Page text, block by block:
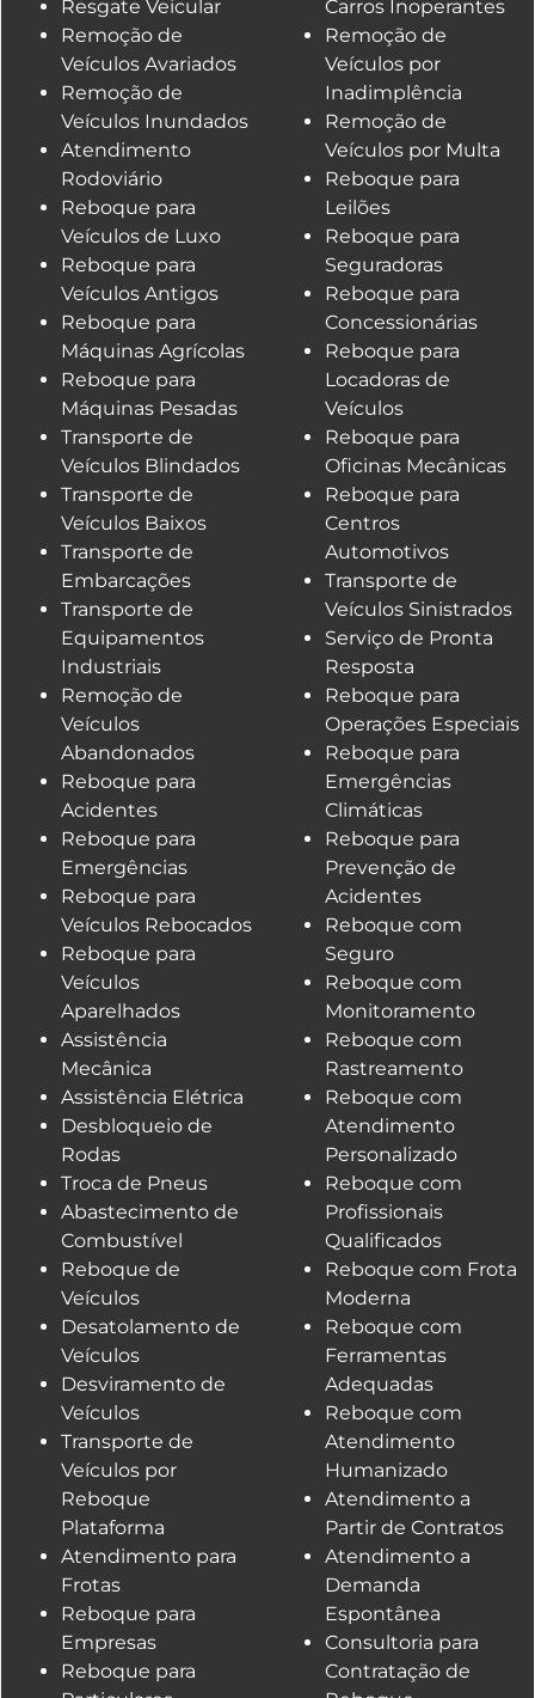
Resgate Veicular
Remoção de
Veículos Avariados
Remoção de
Veículos Inundados
Atendimento
Rodoviário
Reboque para
Veículos de Luxo
Reboque para
Veículos Antigos
Reboque para
Máquinas Agrícolas
Reboque para
Máquinas Pesadas
Transporte de
Veículos Blindados
Transporte de
Veículos Baixos
Transporte de
Embarcações
Transporte de
Equipamentos
Industriais
Remoção de
Veículos
Abandonados
Reboque para
Acidentes
Reboque para
Emergências
Reboque para
Veículos Rebocados
Reboque para
Veículos
Aparelhados
Assistência
Mecânica
Assistência Elétrica
Desbloqueio de
Rodas
Troca de Pneus
Abastecimento de
Combustível
Reboque de
Veículos
Desatolamento de
Veículos
Desviramento de
Veículos
Transporte de
Veículos por
Reboque
Plataforma
Atendimento para
Frotas
Reboque para
Empresas
Reboque para
Carros Inoperantes
Remoção de
Veículos por
Inadimplência
Remoção de
Veículos por Multa
Reboque para
Leilões
Reboque para
Seguradoras
Reboque para
Concessionárias
Reboque para
Locadoras de
Veículos
Reboque para
Oficinas Mecânicas
Reboque para
Centros
Automotivos
Transporte de
Veículos Sinistrados
Serviço de Pronta
Resposta
Reboque para
Operações Especiais
Reboque para
Emergências
Climáticas
Reboque para
Prevenção de
Acidentes
Reboque com
Seguro
Reboque com
Monitoramento
Reboque com
Rastreamento
Reboque com
Atendimento
Personalizado
Reboque com
Profissionais
Qualificados
Reboque com Frota
Moderna
Reboque com
Ferramentas
Adequadas
Reboque com
Atendimento
Humanizado
Atendimento a
Partir de Contratos
Atendimento a
Demanda
Espontânea
Consultoria para
Contratação de